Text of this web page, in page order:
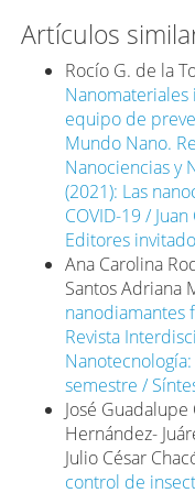
Mejía Almaguer,
nanociencia y la
pandemia de
Interdisciplinaria
14(27): 1e-29e.
https://doi.org/
DOI:
https://doi.org/
Florindo, Helena;
Daniella; Acúrcio,
approaches
Nanotechnology,
https://doi.org/
https://doi.org/
FMI. 2021. World
divergent
https://
economic-outlook-
Artículos
Rocío G. de la
equipo de
Mundo Nano.
Nanociencias y
(2021): Las
COVID-19 /
Editores
Ana Carolina
Santos Adriana
nanodiamantes
Revista
semestre /
José
Hernández-
Julio César
control de